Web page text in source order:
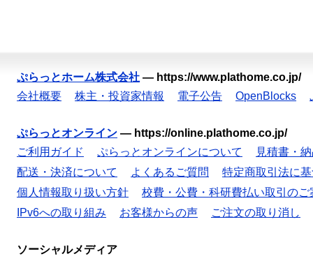
ぷらっとホーム株式会社 — https://www.plathome.co.jp/
会社概要
株主・投資家情報 電子公告 OpenBlocks
ぷらっとオンライン — https://online.plathome.co.jp/
ご利用ガイド
ぷらっとオンラインについて
見積書・
配送・決済について
よくあるご質問
特定商取引法に
個人情報取り扱い方針
校費・公費・科研費払い取引のご
IPv6への取り組み
お客様からの声 ご注文の取り消し
ソーシャルメディア